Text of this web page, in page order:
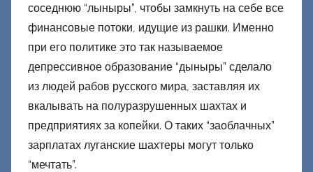
соседнюю “лыныры”, чтобы замкнуть на себе все
финансовые потоки, идущие из рашки. Именно
при его политике это так называемое
депрессивное образование “дыныры” сделало
из людей рабов русского мира, заставляя их
вкалывать на полуразрушенных шахтах и
предприятиях за копейки. О таких “заоблачных”
зарплатах луганские шахтеры могут только
“мечтать”.